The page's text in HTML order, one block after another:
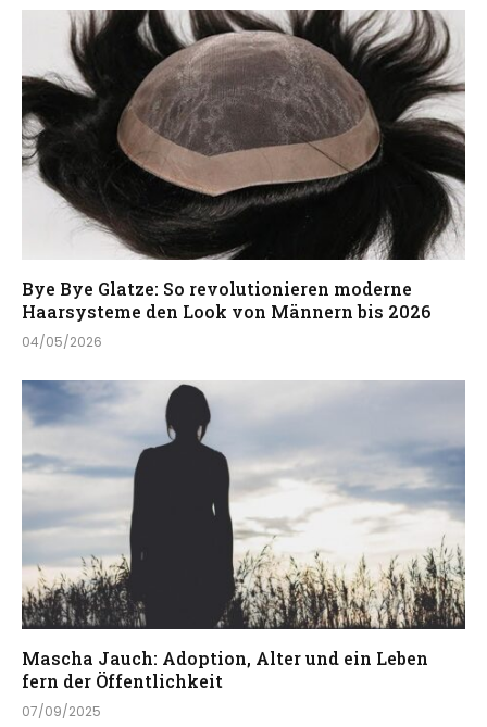
Bye Bye Glatze: So revolutionieren moderne
Haarsysteme den Look von Männern bis 2026
04/05/2026
Mascha Jauch: Adoption, Alter und ein Leben
fern der Öffentlichkeit
07/09/2025